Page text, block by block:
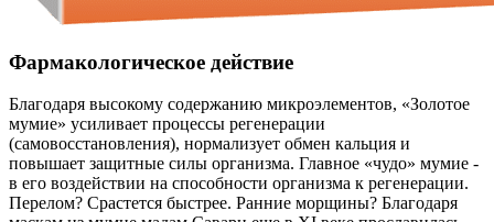
Фармакологическое действие
Благодаря высокому содержанию микроэлементов, «Золотое
мумие» усиливает процессы регенерации
(самовосстановления), нормализует обмен кальция и
повышает защитные силы организма. Главное «чудо» мумие -
в его воздействии на способности организма к регенерации.
Перелом? Срастется быстрее. Ранние морщины? Благодаря